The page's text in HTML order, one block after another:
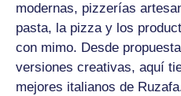
modernas, pizzerías
pasta, la pizza y los
con mimo. Desde
versiones creativas, aquí
mejores italianos de